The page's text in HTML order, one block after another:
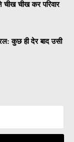
चीख चीख कर परिवार
कुछ ही देर बाद उसी